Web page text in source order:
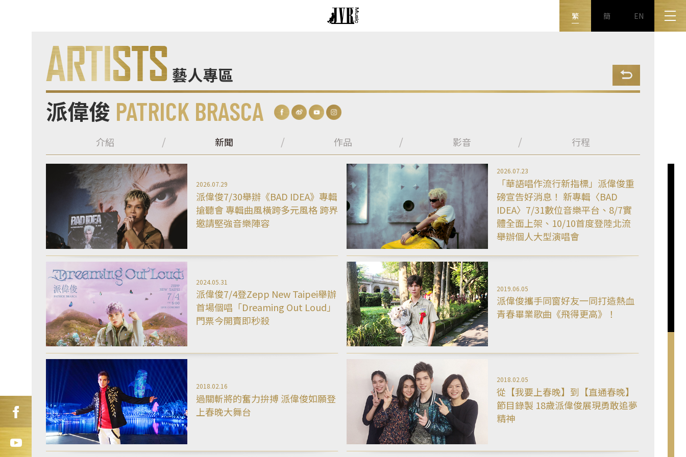
繁 簡 EN
藝人專區
派偉俊 PATRICK BRASCA
介紹 新聞 作品 影音 行程
2026.07.29
派偉俊7/30舉辦《BAD IDEA》專輯
搶聽會 專輯曲風橫跨多元風格 跨界
邀請堅強音樂陣容
2026.07.23
「華語唱作流行新指標」派偉俊重
磅宣告好消息！ 新專輯〈BAD
IDEA〉7/31數位音樂平台、8/7實
體全面上架、10/10首度登陸北流
舉辦個人大型演唱會
2024.05.31
派偉俊7/4登Zepp New Taipei舉辦
首場個唱「Dreaming Out Loud」
門票今開賣即秒殺
2019.06.05
派偉俊攜手同窗好友一同打造熱血
青春畢業歌曲《飛得更高》！
2018.02.16
過關斬將的奮力拚搏 派偉俊如願登
上春晚大舞台
2018.02.05
從【我要上春晚】到【直通春晚】
節目錄製 18歲派偉俊展現勇敢追夢
精神